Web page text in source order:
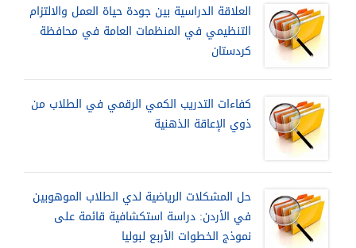
العلاقة الدراسية بين جودة حياة العمل والالتزام
التنظيمي في المنظمات العامة في محافظة
كردستان
كفاءات التدريب الكمي الرقمي في الطلاب من
ذوي الإعاقة الذهنية
حل المشكلات الرياضية لدي الطلاب الموهوبين
في الأردن: دراسة استكشافية قائمة على
نموذج الخطوات الأربع لبوليا